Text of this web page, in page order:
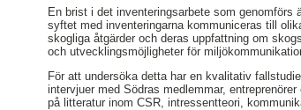
En brist i det inventeringsarbete som
syftet med inventeringarna kommuniceras till
skogliga åtgärder och deras uppfattning om
och utvecklingsmöjligheter för
För att undersöka detta har en kvalitativ
intervjuer med Södras medlemmar,
på litteratur inom CSR, intressentteori,